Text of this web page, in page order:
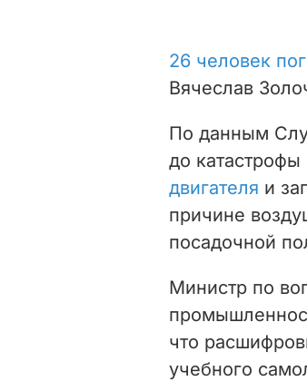
26 человек
Вячеслав
По данным
до катастрофы
двигателя и
причине
посадочной
Министр по
что
учебного